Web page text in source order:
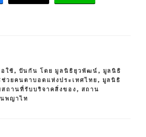
ใช้, ปันกัน โดย มูลนิธิยุวพัฒน์ , มูลนิธิ
วยคนตาบอดแห่งประเทศไทย , มูลนิธิ
สถานที่รับบริจาคสิ่งของ , สถาน
นพญาไท